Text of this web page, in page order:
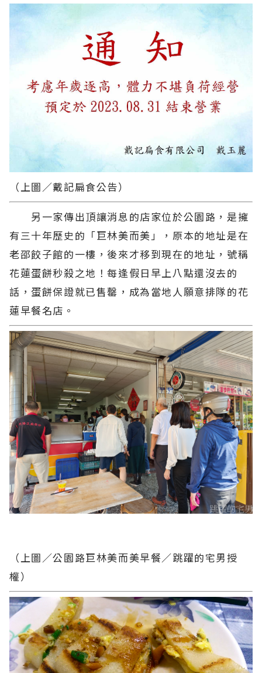
（上圖／戴記扁食公告）
另一家傳出頂讓消息的店家位於公園路，是擁
有三十年歷史的「巨林美而美」，原本的地址是在
老邵餃子館的一樓，後來才移到現在的地址，號稱
花蓮蛋餅秒殺之地！每逢假日早上八點還沒去的
話，蛋餅保證就已售罄，成為當地人願意排隊的花
蓮早餐名店。
（上圖／公園路巨林美而美早餐／跳躍的宅男授
權）